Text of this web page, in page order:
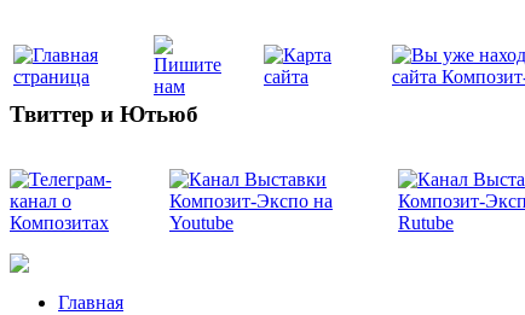
Твиттер и Ютьюб
Главная